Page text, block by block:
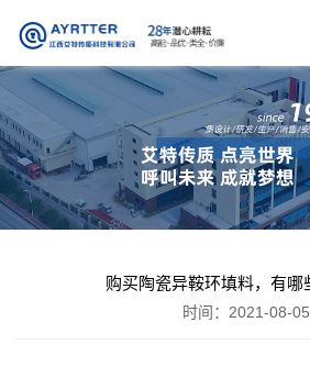
购买陶瓷异鞍环填料，有哪
时间：2021-08-05